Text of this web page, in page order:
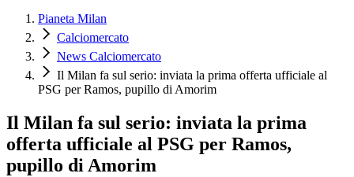
Pianeta Milan
Calciomercato
News Calciomercato
Il Milan fa sul serio: inviata la prima offerta ufficiale al
PSG per Ramos, pupillo di Amorim
Il Milan fa sul serio: inviata la prima
offerta ufficiale al PSG per Ramos,
pupillo di Amorim